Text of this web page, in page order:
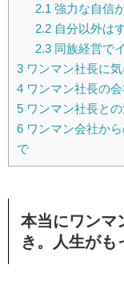
2.1 強力な自信
2.2自分以外は
2.3同族経営で
3 ワンマン社長に
4 ワンマン社長の
5 ワンマン社長と
6 ワンマン会社か
で
本当にワンマ
き。人生がも